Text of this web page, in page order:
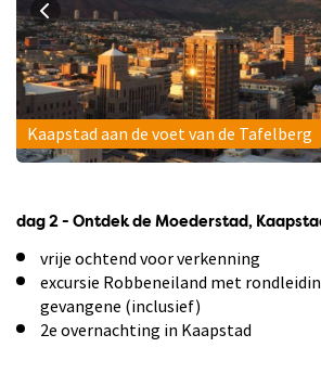
Kaapstad aan de voet van de Tafelberg
dag 2 - Ontdek de Moederstad,
vrije ochtend voor verkenning
excursie Robbeneiland met
gevangene (inclusief)
2e overnachting in Kaapstad